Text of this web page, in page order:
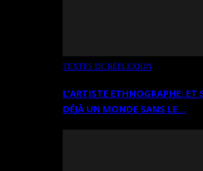
TEXTES DE RÉFLEXION
L’ARTISTE ETHNOGRAPHE:
DÉJÀ UN MONDE SANS LE…